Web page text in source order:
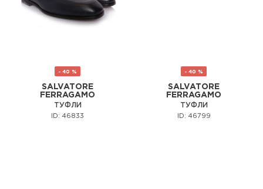
- 40 %
SALVATORE
FERRAGAMO
ТУФЛИ
ID: 46833
- 40 %
SALVATORE
FERRAGAMO
ТУФЛИ
ID: 46799